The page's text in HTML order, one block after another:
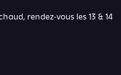
rendez-vous les 13 & 14